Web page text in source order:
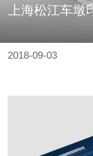
上海松江车墩
2018-09-03